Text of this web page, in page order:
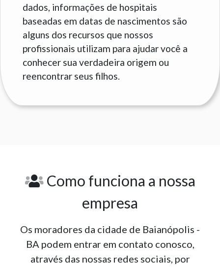
dados, informações de hospitais
baseadas em datas de nascimentos são
alguns dos recursos que nossos
profissionais utilizam para ajudar você a
conhecer sua verdadeira origem ou
reencontrar seus filhos.
Como funciona a nossa
empresa
Os moradores da cidade de Baianópolis -
BA podem entrar em contato conosco,
através das nossas redes sociais, por